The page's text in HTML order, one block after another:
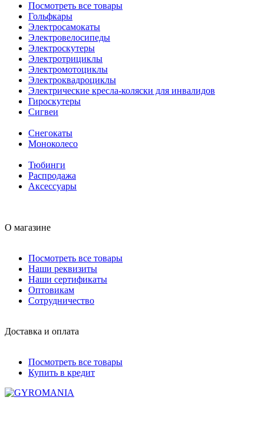
Посмотреть все товары
Гольфкары
Электросамокаты
Электровелосипеды
Электроскутеры
Электротрициклы
Электромотоциклы
Электроквадроциклы
Электрические кресла-коляски для инвалидов
Гироскутеры
Сигвеи
Снегокаты
Моноколесо
Тюбинги
Распродажа
Аксессуары
О магазине
Посмотреть все товары
Наши реквизиты
Наши сертификаты
Оптовикам
Сотрудничество
Доставка и оплата
Посмотреть все товары
Купить в кредит